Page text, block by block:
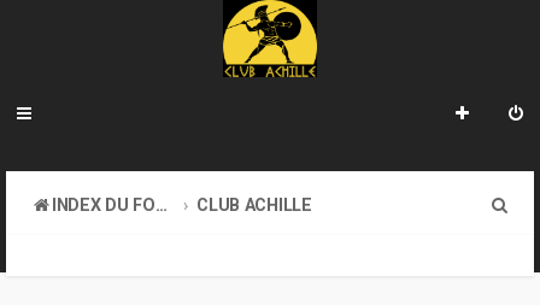
INDEX DU FORUM
CLUB ACHILLE